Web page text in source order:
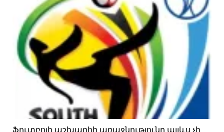
Ֆուտբոլի աշխարհի առաջնությունը այլևս չի